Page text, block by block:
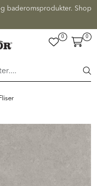
baderomsprodukter. Shop
0 0
Fliser